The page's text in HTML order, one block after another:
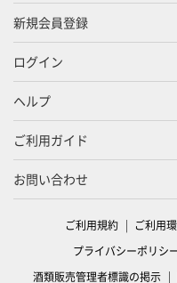
新規会員登録
ログイン
ヘルプ
ご利用ガイド
お問い合わせ
ご利用規約 ご利用
プライバシーポリシ
酒類販売管理者標識の掲示